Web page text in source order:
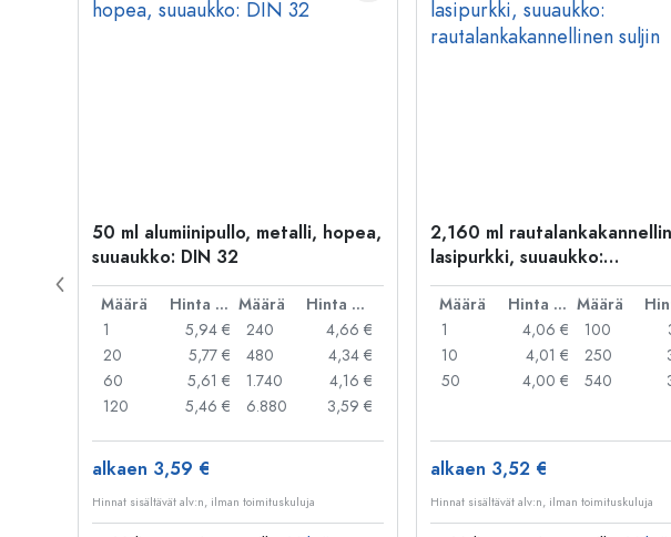
50 ml alumiinipullo, metalli, hopea,
suuaukko: DIN 32
Määrä Hinta per kpl Määrä
Hinta per kpl
1
5,94 €
20
5,77 €
60
5,61 €
120
5,46 €
240
4,66 €
480
4,34 €
1.740
4,16 €
6.880
3,59 €
alkaen 3,59 €
Hinnat sisältävät alv:n, ilman toimituskuluja
2,160 ml
lasipurkki, suuaukko:
rautalankakannellinen suljin
Määrä Hinta per kpl Määrä
1
4,06 €
10
4,01 €
50
4,00 €
100
250
540
alkaen 3,52 €
Hinnat sisältävät alv:n, ilman toimituskuluja